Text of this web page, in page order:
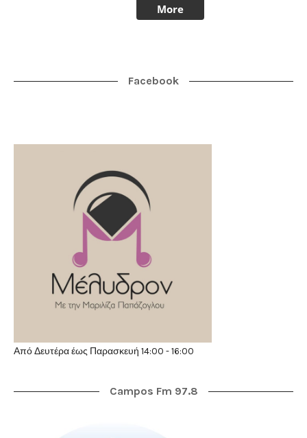
Facebook
Από Δευτέρα έως Παρασκευή 14:00 - 16:00
Campos Fm 97.8